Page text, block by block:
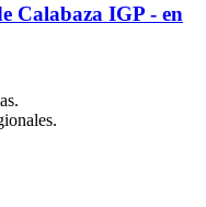
Calabaza IGP -​ en